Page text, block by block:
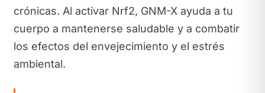
crónicas. Al activar Nrf2, GNM-X ayuda a tu
cuerpo a mantenerse saludable y a combatir
los efectos del envejecimiento y el estrés
ambiental.